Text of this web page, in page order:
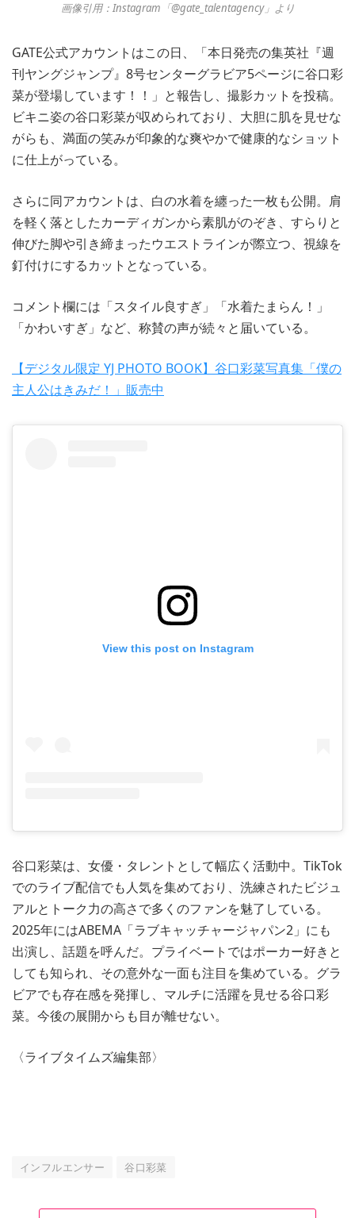
画像引用：Instagram「@gate_talentagency」より
GATE公式アカウントはこの日、「本日発売の集英社『週
刊ヤングジャンプ』8号センターグラビア5ページに谷口彩
菜が登場しています！！」と報告し、撮影カットを投稿。
ビキニ姿の谷口彩菜が収められており、大胆に肌を見せな
がらも、満面の笑みが印象的な爽やかで健康的なショット
に仕上がっている。
さらに同アカウントは、白の水着を纏った一枚も公開。肩
を軽く落としたカーディガンから素肌がのぞき、すらりと
伸びた脚や引き締まったウエストラインが際立つ、視線を
釘付けにするカットとなっている。
コメント欄には「スタイル良すぎ」「水着たまらん！」
「かわいすぎ」など、称賛の声が続々と届いている。
【デジタル限定 YJ PHOTO BOOK】谷口彩菜写真集「僕の
主人公はきみだ！」販売中
View this post on Instagram
谷口彩菜は、女優・タレントとして幅広く活動中。TikTok
でのライブ配信でも人気を集めており、洗練されたビジュ
アルとトーク力の高さで多くのファンを魅了している。
2025年にはABEMA「ラブキャッチャージャパン2」にも
出演し、話題を呼んだ。プライベートではポーカー好きと
しても知られ、その意外な一面も注目を集めている。グラ
ビアでも存在感を発揮し、マルチに活躍を見せる谷口彩
菜。今後の展開からも目が離せない。
〈ライブタイムズ編集部〉
インフルエンサー 谷口彩菜